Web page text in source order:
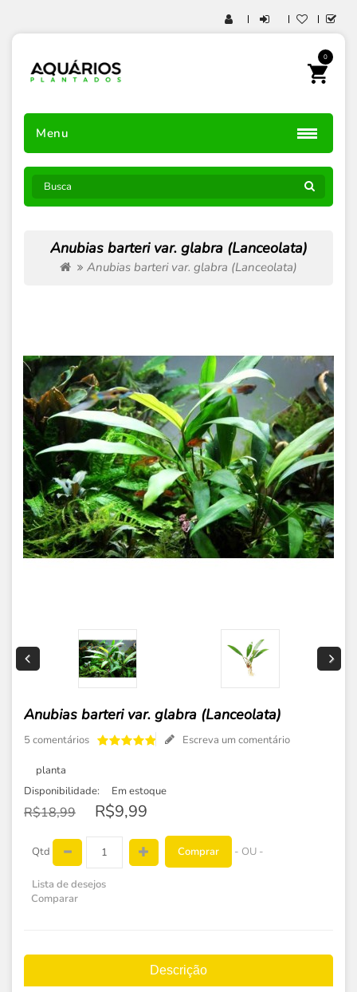
0
Menu
Anubias barteri var. glabra (Lanceolata)
Anubias barteri var. glabra (Lanceolata)
Anubias barteri var. glabra (Lanceolata)
5 comentários Escreva um comentário
planta
Disponibilidade:
Em estoque
R$18,99 R$9,99
Qtd Comprar - OU -
Lista de desejos
Comparar
Descrição